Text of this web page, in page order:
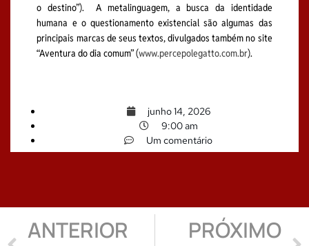
o destino”). A metalinguagem, a busca da identidade
humana e o questionamento existencial são algumas das
principais marcas de seus textos, divulgados também no site
“Aventura do dia comum” (www.percepolegatto.com.br).
junho 14, 2026
9:00 am
Um comentário
ANTERIOR
PRÓXIMO